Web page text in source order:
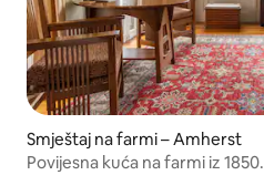
Smještaj na farmi – Amherst
Povijesna kuća na farmi iz 1850.